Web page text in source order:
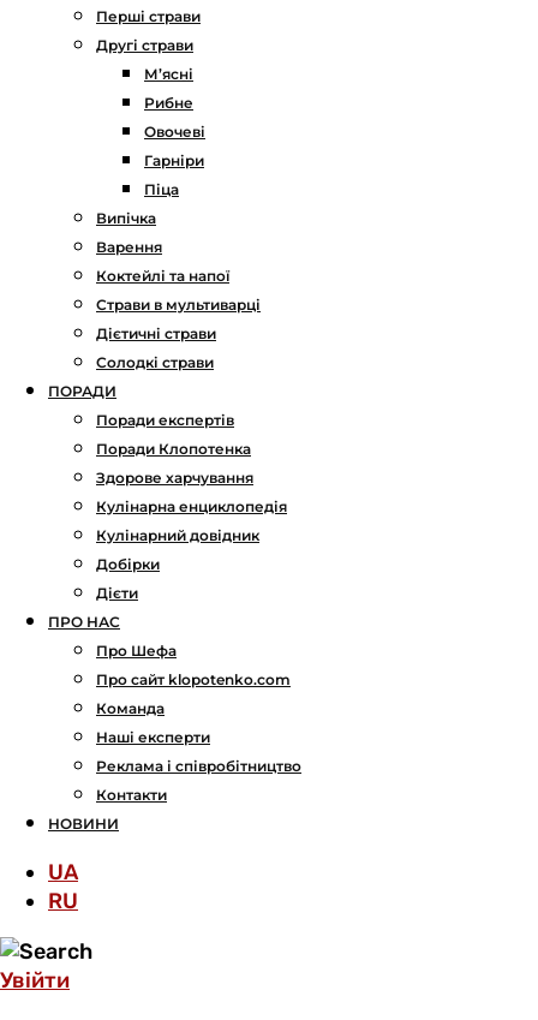
Перші страви
Другі страви
М’ясні
Рибне
Овочеві
Гарніри
Піца
Випічка
Варення
Коктейлі та напої
Страви в мультиварці
Дієтичні страви
Солодкі страви
ПОРАДИ
Поради експертів
Поради Клопотенка
Здорове харчування
Кулінарна енциклопедія
Кулінарний довідник
Добірки
Дієти
ПРО НАС
Про Шефа
Про сайт klopotenko.com
Команда
Наші експерти
Реклама і співробітництво
Контакти
НОВИНИ
UA
RU
Увійти